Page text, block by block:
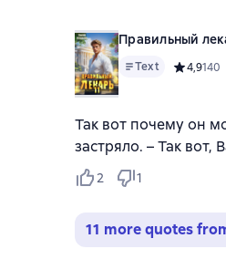
Правильный
Text Средний
4,9140
Так вот почему он
застряло. – Так
2 1
11 more quotes